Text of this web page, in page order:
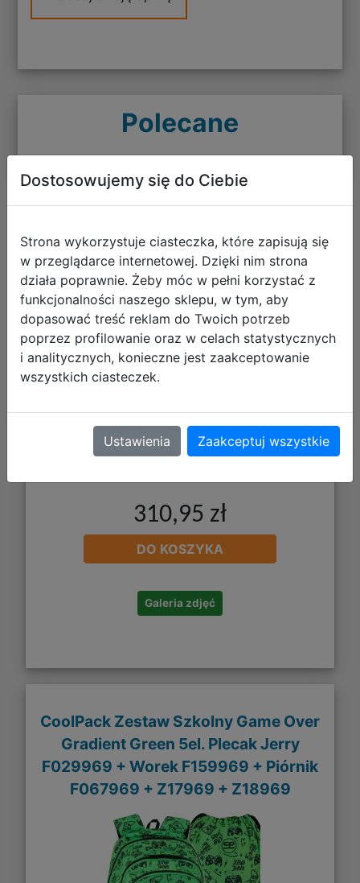
Polecane
5el. Plecak Jerry F029948 + Worek
F054948 + Piórnik F060948 +
STLO9864
310,95 zł
DO KOSZYKA
Galeria zdjęć
CoolPack Zestaw Szkolny Game Over
Gradient Green 5el. Plecak Jerry
F029969 + Worek F159969 + Piórnik
F067969 + Z17969 + Z18969
Dostosowujemy się do Ciebie
Strona wykorzystuje ciasteczka, które zapisują się
w przeglądarce internetowej. Dzięki nim strona
działa poprawnie. Żeby móc w pełni korzystać z
funkcjonalności naszego sklepu, w tym, aby
dopasować treść reklam do Twoich potrzeb
poprzez profilowanie oraz w celach statystycznych
i analitycznych, konieczne jest zaakceptowanie
wszystkich ciasteczek.
Ustawienia Zaakceptuj wszystkie